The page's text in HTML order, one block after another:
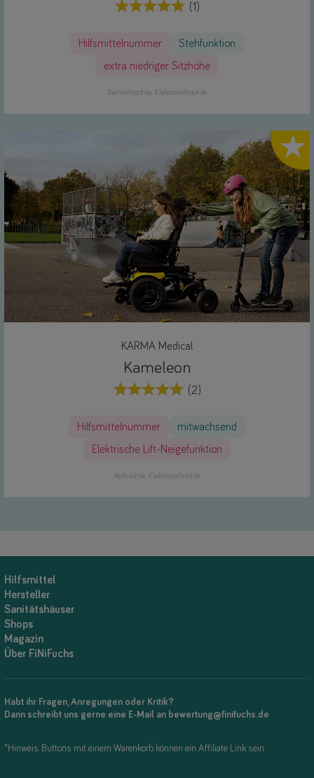
(1)
Hilfsmittelnummer
Stehfunktion
extra niedriger Sitzhöhe
Stehrollstühle Elektrorollstühle
KARMA Medical
Kameleon
(2)
Hilfsmittelnummer
mitwachsend
Elektrische Lift-Neigefunktion
Rollstühle Elektrorollstühle
Hilfsmittel
Hersteller
Sanitätshäuser
Shops
Magazin
Über FiNiFuchs
Habt ihr Fragen, Anregungen oder Kritik?
Dann schreibt uns gerne eine E-Mail an bewertung@finifuchs.de
*Hinweis: Buttons mit einem Warenkorb können ein Affiliate Link sein.